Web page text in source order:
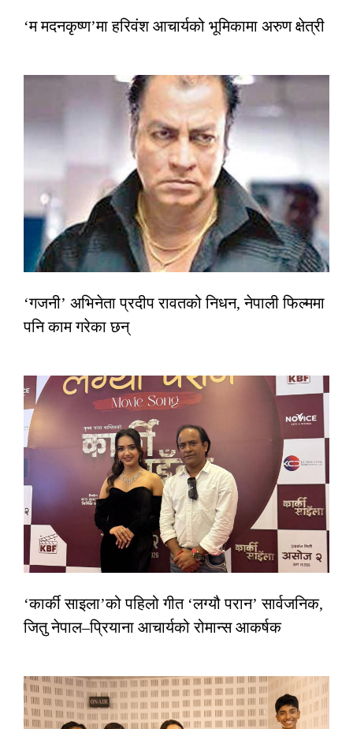
‘म मदनकृष्ण’मा हरिवंश आचार्यको भूमिकामा अरुण क्षेत्री
‘गजनी’ अभिनेता प्रदीप रावतको निधन, नेपाली फिल्ममा
पनि काम गरेका छन्
‘कार्की साइला’को पहिलो गीत ‘लग्यौ परान’ सार्वजनिक,
जितु नेपाल–प्रियाना आचार्यको रोमान्स आकर्षक